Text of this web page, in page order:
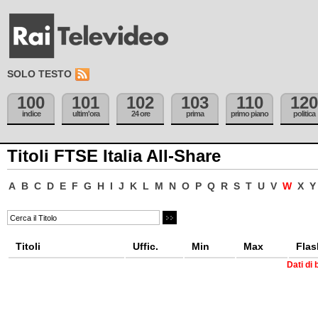
SOLO TESTO
100
indice
101
ultim'ora
102
24 ore
103
prima
110
primo piano
120
politica
Titoli FTSE Italia All-Share
A B C D E F G H I J K L M N O P Q R S T U V W X Y
Titoli Uffic. Min Max
Dati di